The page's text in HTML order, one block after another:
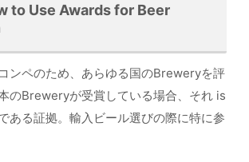
to Use Awards for Beer
ンペのため、あらゆる国のBreweryを評
のBreweryが受賞している場合、それ is
ある証拠。輸入ビール選びの際に特に参